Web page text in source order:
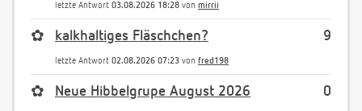
letzte Antwort 03.08.2026 18:28 von mirrii
9
✿ kalkhaltiges Fläschchen?
letzte Antwort 02.08.2026 07:23 von fred198
0
✿ Neue Hibbelgrupe August 2026